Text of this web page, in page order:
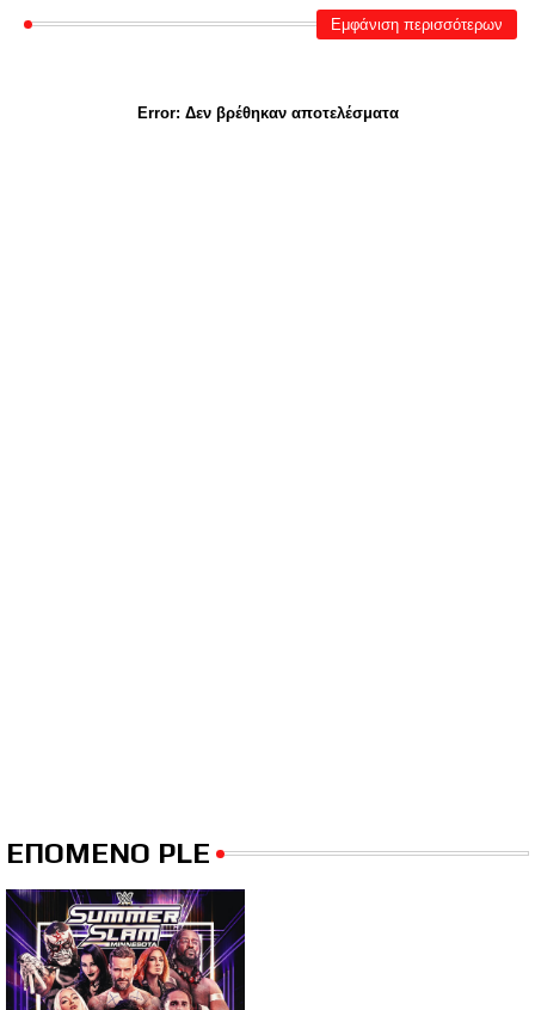
Εμφάνιση περισσότερων
Error: Δεν βρέθηκαν αποτελέσματα
ΕΠΟΜΕΝΟ PLE